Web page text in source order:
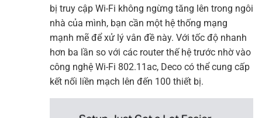
bị truy cập Wi-Fi không ngừng tăng lên trong ngôi
nhà của mình, bạn cần một hệ thống mạng
mạnh mẽ để xử lý vân đề này. Với tốc độ nhanh
hơn ba lần so với các router thế hệ trước nhờ vào
công nghệ Wi-Fi 802.11ac, Deco có thể cung cấp
kết nối liền mạch lên đến 100 thiết bị.